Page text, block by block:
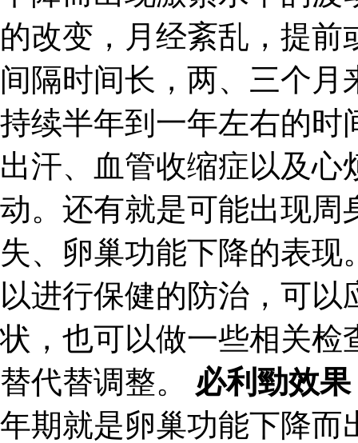
的改变，月经紊乱，提
间隔时间长，两、三个
持续半年到一年左右的时
出汗、血管收缩症以及
动。还有就是可能出现周
失、卵巢功能下降的表
以进行保健的防治，可
状，也可以做一些相关检
替代替调整。 必利勁效果
年期就是卵巢功能下降而